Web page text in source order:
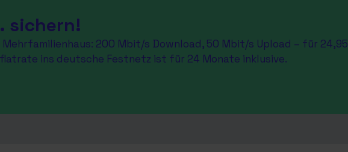
sichern!
200 Mbit/s Download, 50 Mbit/s Upload – für 24,95
ins deutsche Festnetz ist für 24 Monate inklusive.